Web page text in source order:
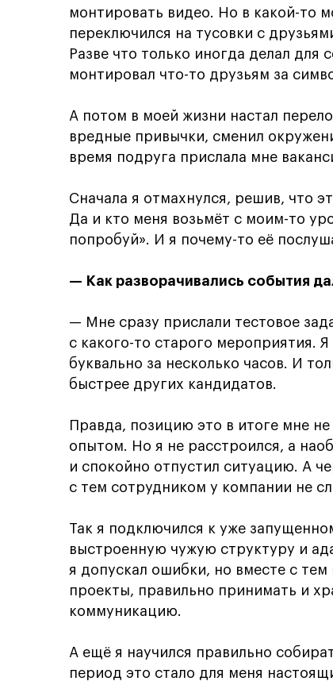
монтировать видео. Но в какой-то
переключился на тусовки с
Разве что только иногда делал
монтировал что-то друзьям за
А потом в моей жизни настал
вредные привычки, сменил
время подруга прислала мне
Сначала я отмахнулся, решив, что
Да и кто меня возьмёт с моим-то
попробуй». И я почему-то её
— Как разворачивались события
— Мне сразу прислали тестовое
с какого-то старого мероприятия.
буквально за несколько часов. И
быстрее других кандидатов.
Правда, позицию это в итоге мне
опытом. Но я не расстроился, а
и спокойно отпустил ситуацию. А
с тем сотрудником у компании не
Так я подключился к уже
выстроенную чужую структуру и
я допускал ошибки, но вместе с
проекты, правильно принимать и
коммуникацию.
А ещё я научился правильно
период это стало для меня